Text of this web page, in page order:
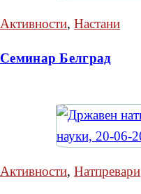
Активности, Настани
Семинар Белград
Активности, Натпревари